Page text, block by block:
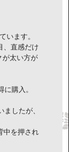
います。
、直感だけ
が太い方が
購入。
したが、
中を押され